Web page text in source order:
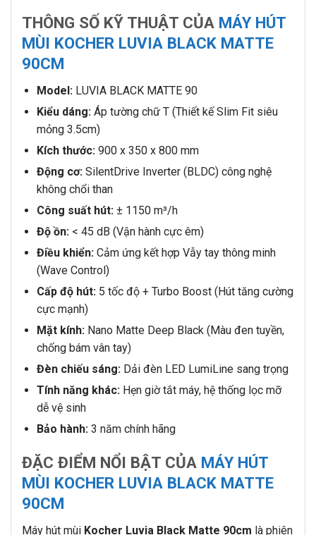
THÔNG SỐ KỸ THUẬT CỦA MÁY HÚT
MÙI KOCHER LUVIA BLACK MATTE
90CM
Model:LUVIA BLACK MATTE 90
Kiểu dáng:Áp tường chữ T (Thiết kế Slim Fit siêu
mỏng 3.5cm)
Kích thước:900 x 350 x 800 mm
Động cơ:SilentDrive Inverter (BLDC) công nghệ
không chổi than
Công suất hút:± 1150 m³/h
Độ ồn:< 45 dB (Vận hành cực êm)
Điều khiển:Cảm ứng kết hợp Vẫy tay thông minh
(Wave Control)
Cấp độ hút:5 tốc độ + Turbo Boost (Hút tăng cường
cực mạnh)
Mặt kính:Nano Matte Deep Black (Màu đen tuyền,
chống bám vân tay)
Đèn chiếu sáng:Dải đèn LED LumiLine sang trọng
Tính năng khác:Hẹn giờ tắt máy, hệ thống lọc mỡ
dễ vệ sinh
Bảo hành:3 năm chính hãng
ĐẶC ĐIỂM NỔI BẬT CỦA MÁY HÚT
MÙI KOCHER LUVIA BLACK MATTE
90CM
Máy hút mùi Kocher Luvia Black Matte 90cm là phiên